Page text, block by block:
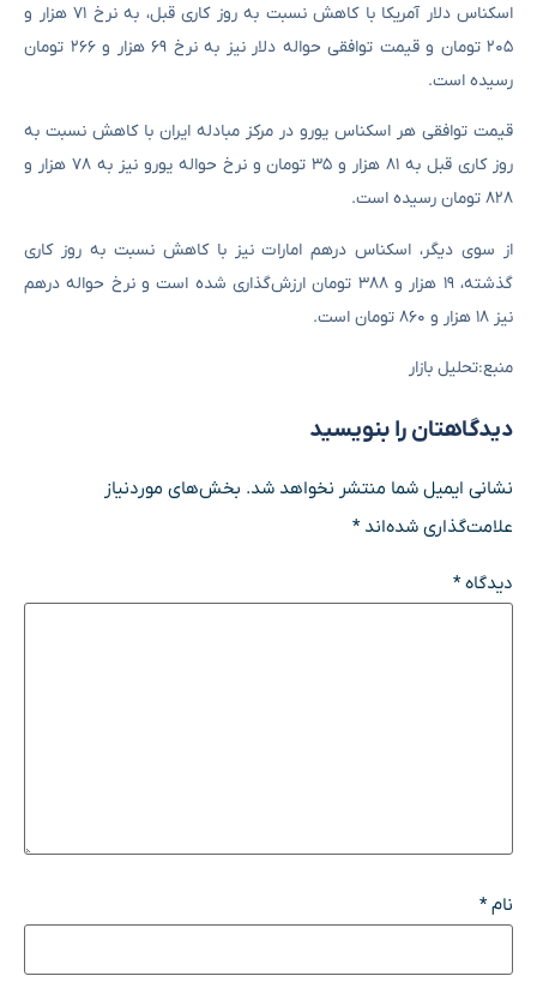
اسکناس دلار آمریکا با کاهش نسبت به روز کاری قبل، به نرخ ۷۱ هزار و
۲۰۵ تومان و قیمت توافقی حواله دلار نیز به نرخ ۶۹ هزار و ۲۶۶ تومان
رسیده است.
قیمت توافقی هر اسکناس یورو در مرکز مبادله ایران با کاهش نسبت به
روز کاری قبل به ۸۱ هزار و ۳۵ تومان و نرخ حواله یورو نیز به ۷۸ هزار و
۸۲۸ تومان رسیده است.
از سوی دیگر، اسکناس درهم امارات نیز با کاهش نسبت به روز کاری
گذشته، ۱۹ هزار و ۳۸۸ تومان ارزش‌گذاری شده است و نرخ حواله درهم
نیز ۱۸ هزار و ۸۶۰ تومان است.
منبع:تحلیل بازار
دیدگاهتان را بنویسید
نشانی ایمیل شما منتشر نخواهد شد. بخش‌های موردنیاز
علامت‌گذاری شده‌اند*
دیدگاه*
نام*